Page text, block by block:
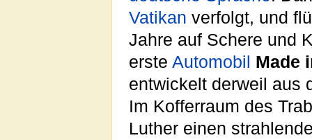
Vatikan verfolgt, und
Jahre auf Schere und
erste Automobil Made
entwickelt derweil aus
Im Kofferraum des
Luther einen